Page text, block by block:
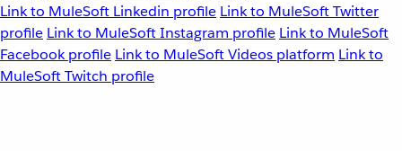
Link to MuleSoft Linkedin profile Link to MuleSoft Twitter
profile Link to MuleSoft Instagram profile Link to MuleSoft
Facebook profile Link to MuleSoft Videos platform Link to
MuleSoft Twitch profile